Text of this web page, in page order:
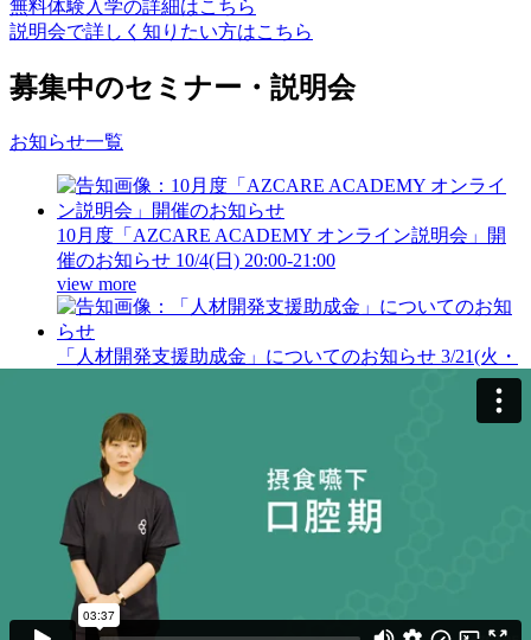
無料体験入学の詳細はこちら
説明会で詳しく知りたい方はこちら
募集中のセミナー・説明会
お知らせ一覧
10月度「AZCARE ACADEMY オンライン説明会」開
催のお知らせ 10/4(日) 20:00-21:00
view more
「人材開発支援助成金」についてのお知らせ 3/21(火・
関連サービス
AZCARE TRACKS - トレーナー・セラピストのため
の、プログラム作成・顧客管理サービス
PLAZ+ - 知識を実践へとつなげるオンラインサロン